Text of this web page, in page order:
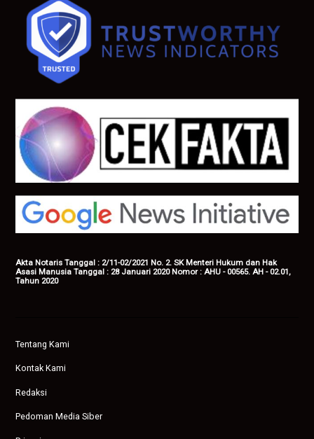
Akta Notaris Tanggal : 2/11-02/2021 No. 2. SK Menteri Hukum dan Hak
Asasi Manusia Tanggal : 28 Januari 2020 Nomor : AHU - 00565. AH - 02.01,
Tahun 2020
Tentang Kami
Kontak Kami
Redaksi
Pedoman Media Siber